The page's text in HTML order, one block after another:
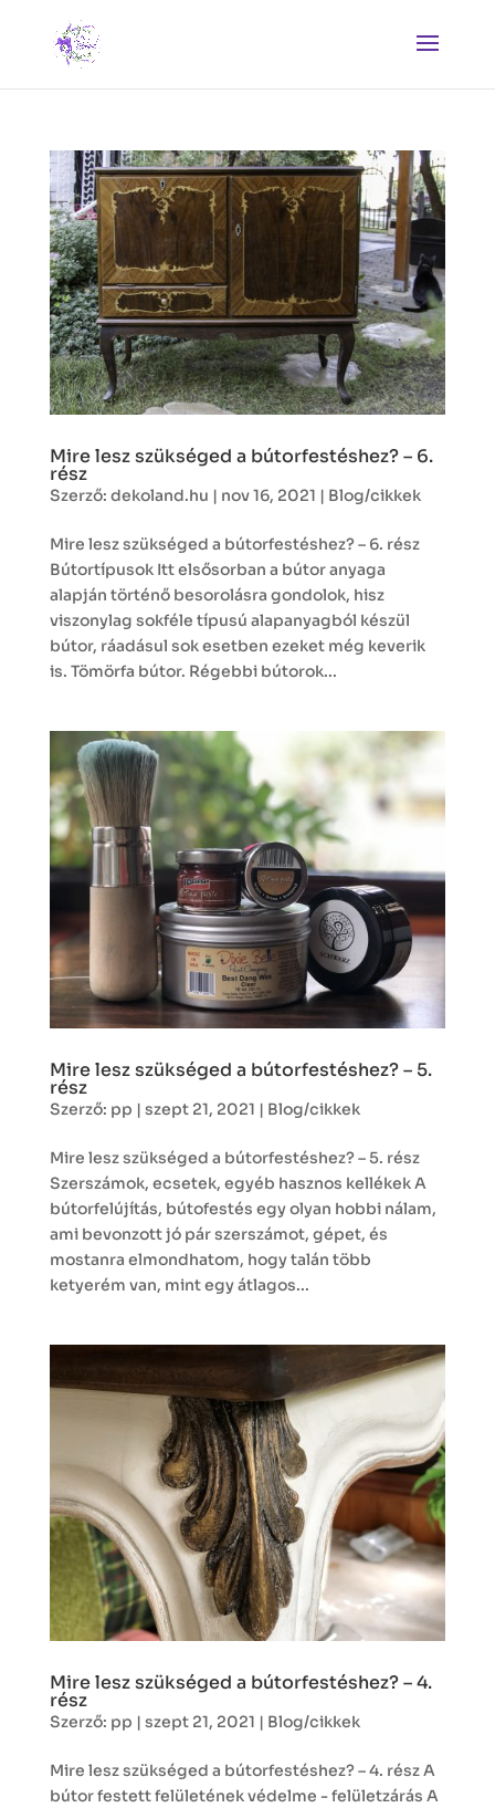
Mire lesz szükséged a bútorfestéshez? – 6.
rész
Szerző: dekoland.hu | nov 16, 2021 | Blog/cikkek
Mire lesz szükséged a bútorfestéshez? – 6. rész
Bútortípusok Itt elsősorban a bútor anyaga
alapján történő besorolásra gondolok, hisz
viszonylag sokféle típusú alapanyagból készül
bútor, ráadásul sok esetben ezeket még keverik
is. Tömörfa bútor. Régebbi bútorok...
Mire lesz szükséged a bútorfestéshez? – 5.
rész
Szerző: pp | szept 21, 2021 | Blog/cikkek
Mire lesz szükséged a bútorfestéshez? – 5. rész
Szerszámok, ecsetek, egyéb hasznos kellékek A
bútorfelújítás, bútofestés egy olyan hobbi nálam,
ami bevonzott jó pár szerszámot, gépet, és
mostanra elmondhatom, hogy talán több
ketyerém van, mint egy átlagos...
Mire lesz szükséged a bútorfestéshez? – 4.
rész
Szerző: pp | szept 21, 2021 | Blog/cikkek
Mire lesz szükséged a bútorfestéshez? – 4. rész A
bútor festett felületének védelme - felületzárás A